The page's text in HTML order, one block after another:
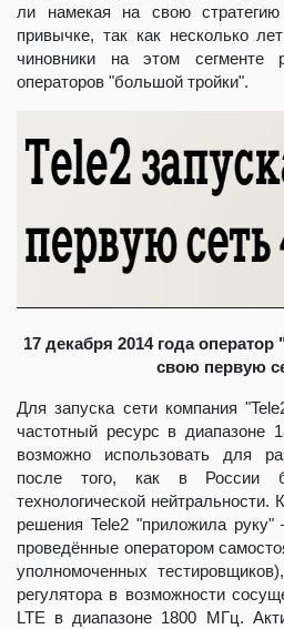
ли намекая на свою
привычке, так как несколько
чиновники на этом сегменте
операторов "большой тройки".
17 декабря 2014 года оператор
свою первую
Для запуска сети компания
частотный ресурс в диапазоне
возможно использовать для
после того, как в России
технологической нейтральности.
решения Tele2 "приложила
проведённые оператором
уполномоченных
регулятора в возможности
LTE в диапазоне 1800 МГц.